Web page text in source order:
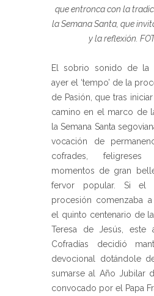
que entronca con la
la Semana Santa, que
y la reflexión.
El sobrio sonido de la
ayer el ‘tempo’ de la
de Pasión, que tras
camino en el marco de
la Semana Santa
vocación de
cofrades,
momentos de gran
fervor popular. Si el
procesión comenzaba
el quinto centenario de
Teresa de Jesús, este
Cofradías decidió
devocional dotándole
sumarse al Año Jubilar
convocado por el Papa